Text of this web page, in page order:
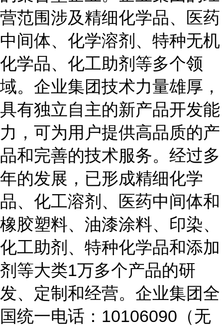
营范围涉及精细化学品、医药
中间体、化学溶剂、特种无机
化学品、化工助剂等多个领
域。企业集团技术力量雄厚，
具有独立自主的新产品开发能
力，可为用户提供高品质的产
品和完善的技术服务。经过多
年的发展，已形成精细化学
品、化工溶剂、医药中间体和
橡胶塑料、油漆涂料、印染、
化工助剂、特种化学品和添加
剂等大类1万多个产品的研
发、定制和经营。企业集团全
国统一电话：10106090（无